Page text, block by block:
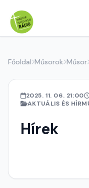
Főoldal Műsorok Műsor
2025. 11. 06. 21:00
AKTUÁLIS ÉS
Hírek